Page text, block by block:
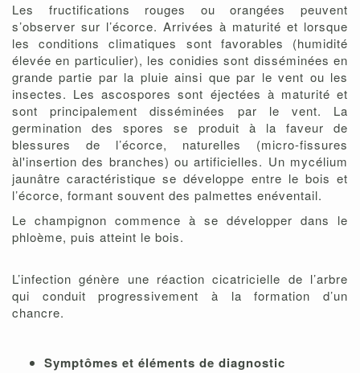
Les fructifications rouges ou orangées peuvent
s’observer sur l’écorce. Arrivées à maturité et lorsque
les conditions climatiques sont favorables (humidité
élevée en particulier), les conidies sont disséminées en
grande partie par la pluie ainsi que par le vent ou les
insectes. Les ascospores sont éjectées à maturité et
sont principalement disséminées par le vent. La
germination des spores se produit à la faveur de
blessures de l’écorce, naturelles (micro-fissures
àl'insertion des branches) ou artificielles. Un mycélium
jaunâtre caractéristique se développe entre le bois et
l’écorce, formant souvent des palmettes enéventail.
Le champignon commence à se développer dans le
phloème, puis atteint le bois.
L’infection génère une réaction cicatricielle de l’arbre
qui conduit progressivement à la formation d’un
chancre.
Symptômes et éléments de diagnostic